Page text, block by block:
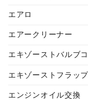
エアロ
エアークリーナー
エキゾーストバルブ
エキゾーストフラッ
エンジンオイル交換